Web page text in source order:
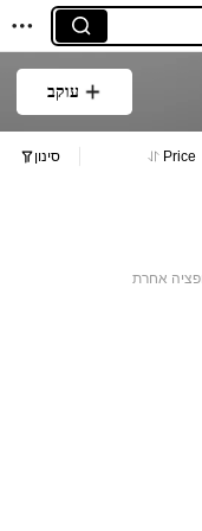
עוקב
Price סינון
אחרת